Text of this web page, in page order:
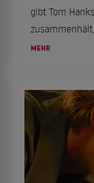
gibt Tom
Gestrandeter,
größer ist als
Oscars in
Gump und
gelungen ist.
MEHR